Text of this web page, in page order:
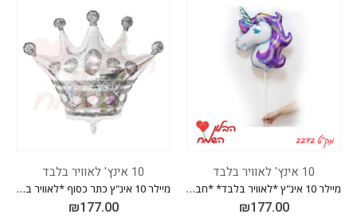
מיילר 10 אינ"ץ *לאוויר בלבד* *חבילה של 50 יח'*
₪
מיילר 10 אינ"ץ כתר כסוף *לאוויר בלבד* *חבילה של 50 יח'*
₪